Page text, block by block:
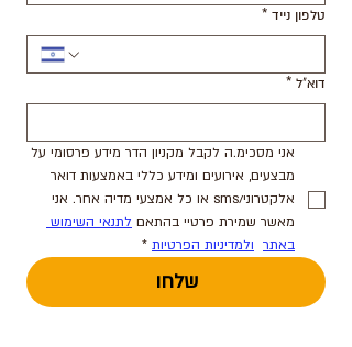
טלפון נייד *
דוא"ל *
מאשר שמירת פרטיי בהתאם
באתר ולמדיניות הפרטיות *
שלחו